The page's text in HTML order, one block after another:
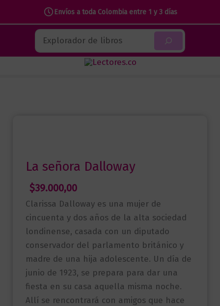
Envíos a toda Colombia entre 1 y 3 días
contenido
Buscar
La señora Dalloway
$39.000,00
Clarissa Dalloway es una mujer de
cincuenta y dos años de la alta sociedad
londinense, casada con un diputado
conservador del parlamento británico y
madre de una hija adolescente. Un día de
junio de 1923, se prepara para dar una
fiesta en su casa aquella misma noche.
Allí se rencontrará con amigos que hace